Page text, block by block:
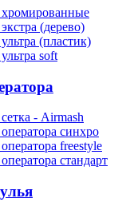
хромированные
(дерево)
(пластик)
soft
- Airmash
синхро
freestyle
стандарт